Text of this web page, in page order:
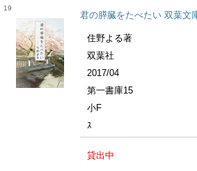
19
君の膵臓をたべたい 双葉文
住野よる著
双葉社
2017/04
第一書庫15
小F
ｽ
貸出中